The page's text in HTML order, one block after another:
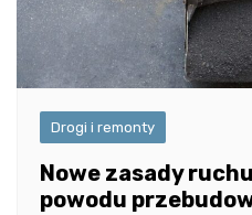
Drogi i remonty
Nowe zasady
powodu